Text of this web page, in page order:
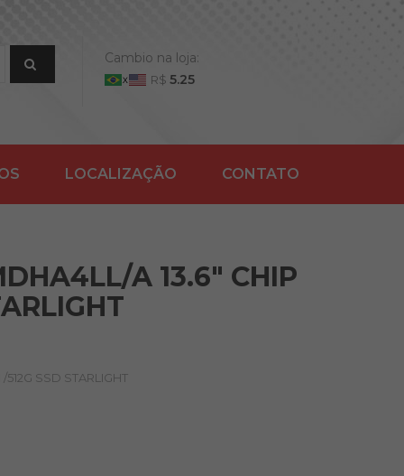
Cambio na loja:
R$ 5.25
LOCALIZAÇÃO CONTATO
A 13.6" CHIP
SSD STARLIGHT